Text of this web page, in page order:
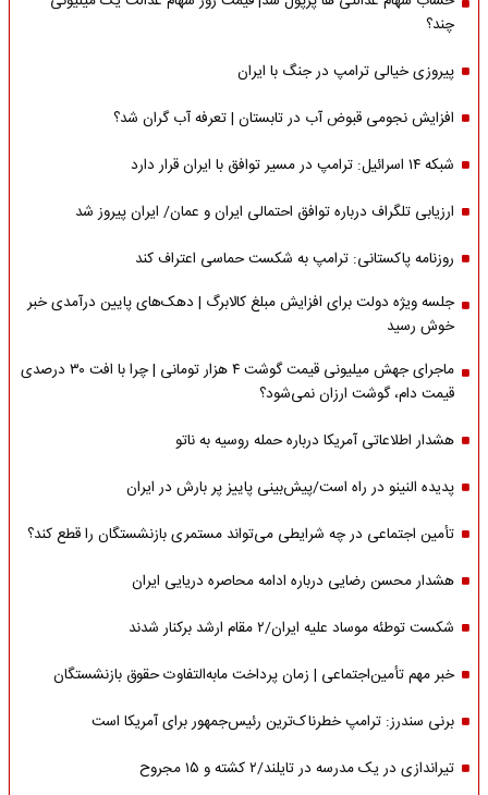
چند؟
پیروزی خیالی ترامپ در جنگ با ایران
افزایش نجومی قبوض آب در تابستان | تعرفه آب گران شد؟
شبکه ۱۴ اسرائیل: ترامپ در مسیر توافق با ایران قرار دارد
ارزیابی تلگراف درباره توافق احتمالی ایران و عمان/ ایران پیروز شد
روزنامه پاکستانی: ترامپ به شکست حماسی اعتراف کند
جلسه ویژه دولت برای افزایش مبلغ کالابرگ | دهک‌های پایین درآمدی خبر
خوش رسید
ماجرای جهش میلیونی قیمت گوشت ۴ هزار تومانی | چرا با افت ۳۰ درصدی
قیمت دام، گوشت ارزان نمی‌شود؟
هشدار اطلاعاتی آمریکا درباره حمله روسیه به ناتو
پدیده النینو در راه است/پیش‌بینی پاییز پر بارش در ایران
تأمین اجتماعی در چه شرایطی می‌تواند مستمری بازنشستگان را قطع کند؟
هشدار محسن رضایی درباره ادامه محاصره دریایی ایران
شکست توطئه موساد علیه ایران/۲ مقام‌ ارشد برکنار شدند
خبر مهم تأمین‌اجتماعی | زمان پرداخت مابه‌التفاوت حقوق بازنشستگان
برنی سندرز: ترامپ خطرناک‌ترین رئیس‌جمهور برای آمریکا است
تیراندازی در یک مدرسه در تایلند/۲ کشته و ۱۵ مجروح